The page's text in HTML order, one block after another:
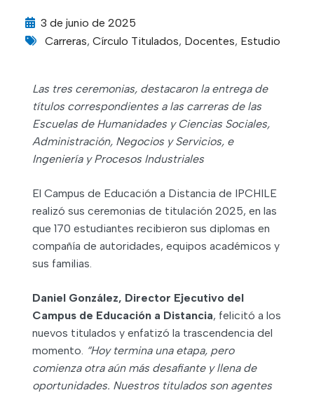
3 de junio de 2025
Carreras, Círculo Titulados, Docentes, Estudio
Las tres ceremonias, destacaron la entrega de
títulos correspondientes a las carreras de las
Escuelas de Humanidades y Ciencias Sociales,
Administración, Negocios y Servicios, e
Ingeniería y Procesos Industriales
El Campus de Educación a Distancia de IPCHILE
realizó sus ceremonias de titulación 2025, en las
que 170 estudiantes recibieron sus diplomas en
compañía de autoridades, equipos académicos y
sus familias.
Daniel González, Director Ejecutivo del
Campus de Educación a Distancia, felicitó a los
nuevos titulados y enfatizó la trascendencia del
momento. “Hoy termina una etapa, pero
comienza otra aún más desafiante y llena de
oportunidades. Nuestros titulados son agentes